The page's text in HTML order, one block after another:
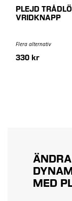
PLEJD
VRIDKNAPP
Flera alternativ
330 kr
MED